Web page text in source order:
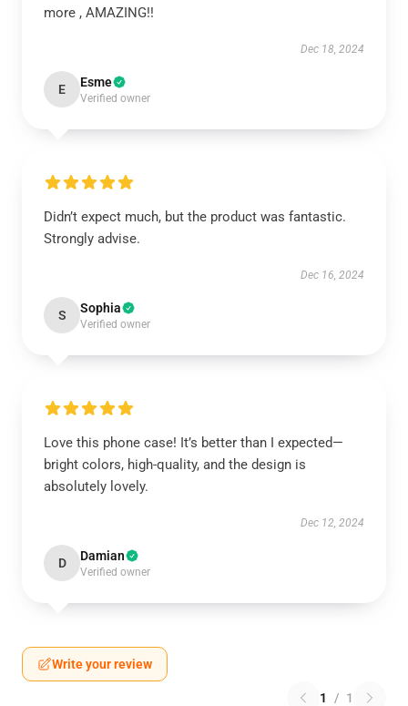
more , AMAZING!!
Dec 18, 2024
E Esme
Verified owner
Didn’t expect much, but the product was fantastic.
Strongly advise.
Dec 16, 2024
S Sophia
Verified owner
Love this phone case! It’s better than I expected—
bright colors, high-quality, and the design is
absolutely lovely.
Dec 12, 2024
D Damian
Verified owner
Write your review
1 / 1